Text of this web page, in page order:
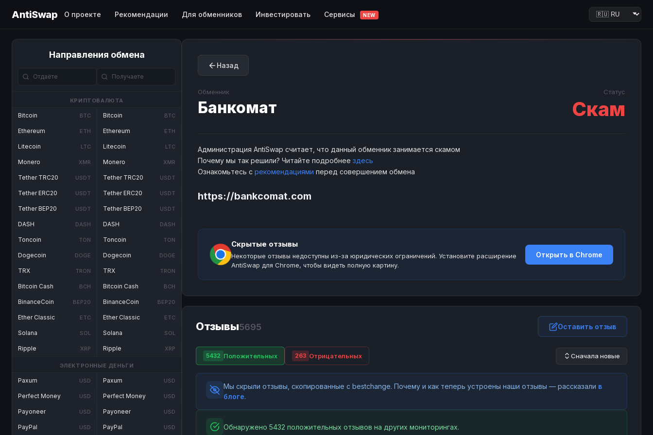
AntiSwap О проекте Рекомендации Для обменников Инвестировать Сервисы NEW
Направления обмена
КРИПТОВАЛЮТА
Bitcoin BTC
Ethereum ETH
Litecoin LTC
Monero XMR
Tether TRC20 USDT
Tether ERC20 USDT
Tether BEP20 USDT
DASH DASH
Toncoin TON
Dogecoin DOGE
TRX TRON
Bitcoin Cash BCH
BinanceCoin BEP20
Ether Classic ETC
Solana SOL
Ripple XRP
Bitcoin BTC
Ethereum ETH
Litecoin LTC
Monero XMR
Tether TRC20 USDT
Tether ERC20 USDT
Tether BEP20 USDT
DASH DASH
Toncoin TON
Dogecoin DOGE
TRX TRON
Bitcoin Cash BCH
BinanceCoin BEP20
Ether Classic ETC
Solana SOL
Ripple XRP
ЭЛЕКТРОННЫЕ ДЕНЬГИ
Paxum USD
Perfect Money USD
Payoneer USD
PayPal USD
Paxum USD
Perfect Money USD
Payoneer USD
PayPal USD
Назад
Обменник
Банкомат
Статус
Скам
Администрация AntiSwap считает, что данный обменник занимается скамом
Почему мы так решили? Читайте подробнее здесь
Ознакомьтесь с рекомендациями перед совершением обмена
https://bankcomat.com
Скрытые отзывы
Некоторые отзывы недоступны из-за юридических ограничений. Установите расширение
AntiSwap для Chrome, чтобы видеть полную картину.
Открыть в Chrome
Отзывы5695 Оставить отзыв
5432 Положительных 263 Отрицательных Сначала новые
Мы скрыли отзывы, скопированные с bestchange. Почему и как теперь устроены наши отзывы — рассказали в
блоге.
Обнаружено 5432 положительных отзывов на других мониторингах.